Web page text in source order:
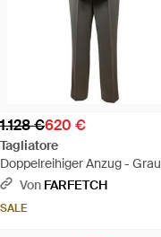
1.128 €620 €
Tagliatore
Doppelreihiger Anzug - Grau
Von FARFETCH
SALE